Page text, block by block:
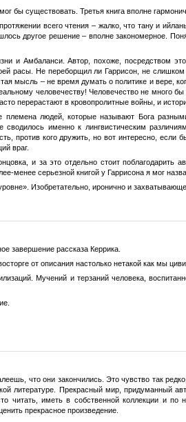
бы существовать. Третья книга вполне
всего чтения – жалко, что тану и
другое решение – вполне закономерное.
и Амбаланси. Автор, похоже, посредством
расы. Не переборщил ли Гаррисон, не
мысль – не время думать о политике и вере,
человечеству! Человечество не много
перерастают в кровопролитные войны, и
людей, которые называют Бога
сводилось именно к лингвистическим
против кого дружить, но вот интересно, если
враг.
и за это отдельно стоит
менее серьезной книгой у Гаррисона я мог
Изобретательно, иронично и захватывающе.
завершение рассказа Керрика.
от описания настолько нетакой как мы
Мучений и терзаний человека,
что они закончились. Это чувство так
литературе. Прекрасный мир, придуманный
читать, иметь в собственной коллекции и
прекрасное произведение.